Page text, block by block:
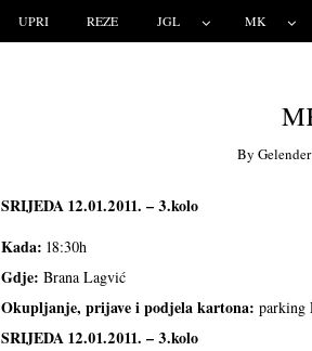
UPRI REZE JGL MK
ByGelender
SRIJEDA 12.01.2011. – 3.kolo
Kada: 18:30h
Gdje: Brana Lagvić
Okupljanje, prijave i podjela kartona: parking
SRIJEDA 12.01.2011. – 3.kolo